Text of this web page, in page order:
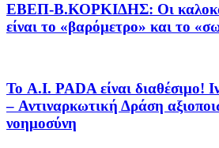
EΒΕΠ-Β.ΚΟΡΚΙΔΗΣ: Οι
είναι το «βαρόμετρο» και το
Το A.I. PADA είναι διαθέσιμο!
– Αντιναρκωτική Δράση
νοημοσύνη